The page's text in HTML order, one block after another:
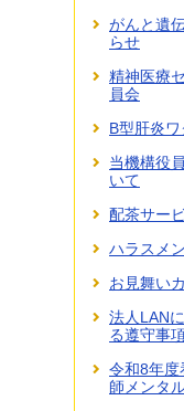
がんと遺
らせ
精神医療
員会
B型肝炎
当機構役
いて
配茶サー
ハラスメ
お見舞い
法人LAN
る遵守事
令和8年度
師メンタ